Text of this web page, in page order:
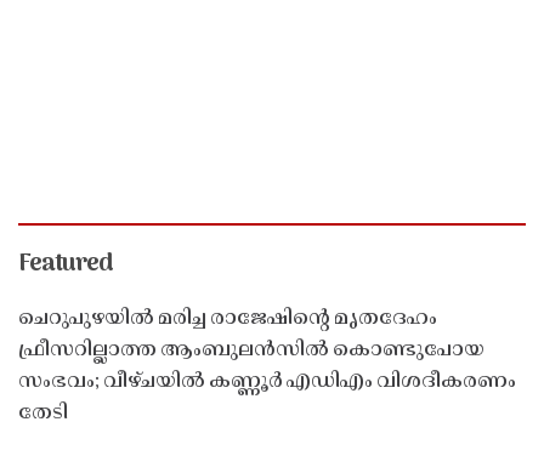
Featured
ചെറുപുഴയിൽ മരിച്ച രാജേഷിൻ്റെ മൃതദേഹം
ഫ്രീസറില്ലാത്ത ആംബുലൻസിൽ കൊണ്ടുപോയ
സംഭവം; വീഴ്ചയിൽ കണ്ണൂർ എഡിഎം വിശദീകരണം
തേടി